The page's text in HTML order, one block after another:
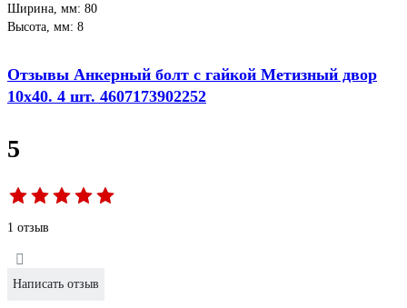
Ширина, мм: 80
Высота, мм: 8
Отзывы Анкерный болт с гайкой Метизный двор
10x40. 4 шт. 4607173902252
5
1 отзыв
Написать отзыв